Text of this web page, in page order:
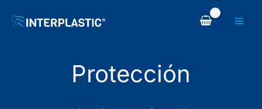
Protección